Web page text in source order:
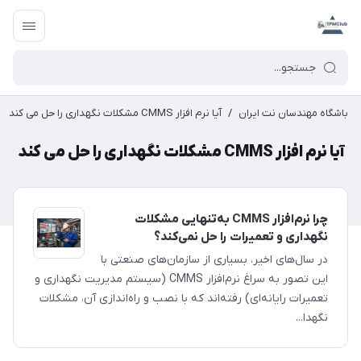
باشگاه مهندسان نت ایران / آیا نرم افزار CMMS مشکلات نگهداری را حل می کند
آیا نرم افزار CMMS مشکلات نگهداری را حل می کند
چرا نرم‌افزار CMMS به‌تنهایی مشکلات
نگهداری و تعمیرات را حل نمی‌کند؟
در سال‌های اخیر، بسیاری از سازمان‌های صنعتی با
این تصور به سراغ نرم‌افزار CMMS (سیستم مدیریت نگهداری و
تعمیرات رایانه‌ای) رفته‌اند که با نصب و راه‌اندازی آن، مشکلات
نگهدا...